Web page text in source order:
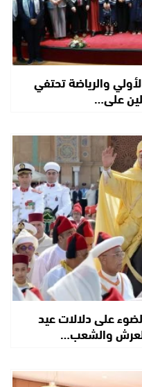
والرياضة تحتفي
على…
على دلالات عيد
والشعب…